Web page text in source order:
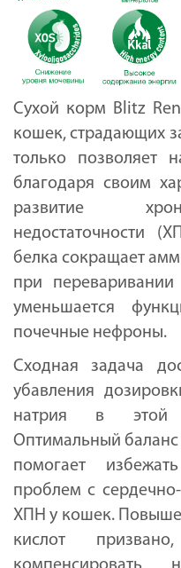
Сухой корм Blitz
кошек, страдающих
только позволяет
благодаря своим
развитие
недостаточности
белка сокращает
при
уменьшается
почечные нефроны.
Сходная задача
убавления
натрия в этой
Оптимальный баланс
помогает
проблем с
ХПН у кошек.
кислот